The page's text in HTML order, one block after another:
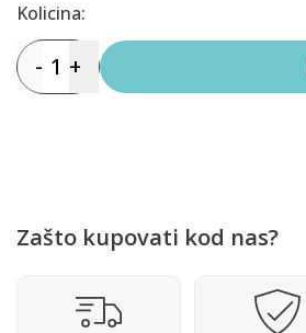
Kolicina:
- 1 +
Zašto kupovati kod nas?